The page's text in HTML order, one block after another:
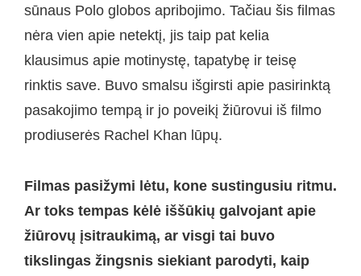
sūnaus Polo globos apribojimo. Tačiau šis filmas
nėra vien apie netektį, jis taip pat kelia
klausimus apie motinystę, tapatybę ir teisę
rinktis save. Buvo smalsu išgirsti apie pasirinktą
pasakojimo tempą ir jo poveikį žiūrovui iš filmo
prodiuserės Rachel Khan lūpų.
Filmas pasižymi lėtu, kone sustingusiu ritmu.
Ar toks tempas kėlė iššūkių galvojant apie
žiūrovų įsitraukimą, ar visgi tai buvo
tikslingas žingsnis siekiant parodyti, kaip